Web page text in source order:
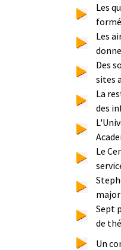
Les
Les
Des
sites
La
des
Le
Sept
de
Un